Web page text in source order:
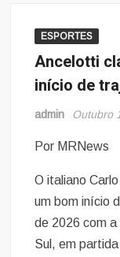
ESPORTES
Ancelotti
início de
admin Outubro
Por MRNews
O italiano
um bom início
de 2026 com
Sul, em